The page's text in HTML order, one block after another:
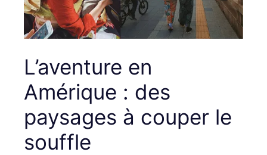
L’aventure en
Amérique : des
paysages à couper le
souffle